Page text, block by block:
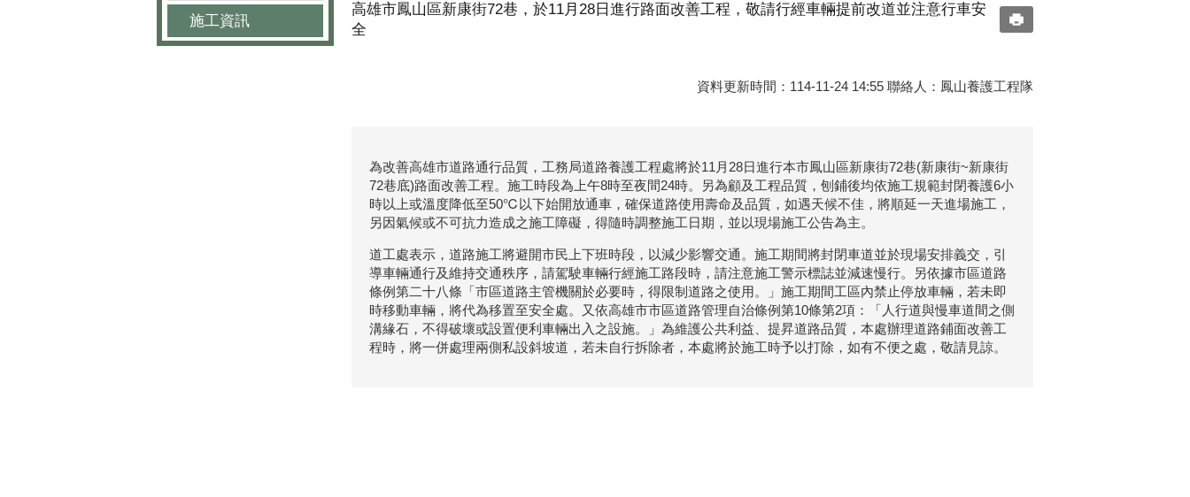
施工資訊
高雄市鳳山區新康街72巷，於11月28日進行路面改善工程，敬請行經車輛提前改道並注意行車安
全
資料更新時間：114-11-24 14:55 聯絡人：鳳山養護工程隊
為改善高雄市道路通行品質，工務局道路養護工程處將於11月28日進行本市鳳山區新康街72巷(新康街~新康街
72巷底)路面改善工程。施工時段為上午8時至夜間24時。另為顧及工程品質，刨鋪後均依施工規範封閉養護6小
時以上或溫度降低至50℃以下始開放通車，確保道路使用壽命及品質，如遇天候不佳，將順延一天進場施工，
另因氣候或不可抗力造成之施工障礙，得隨時調整施工日期，並以現場施工公告為主。
道工處表示，道路施工將避開市民上下班時段，以減少影響交通。施工期間將封閉車道並於現場安排義交，引
導車輛通行及維持交通秩序，請駕駛車輛行經施工路段時，請注意施工警示標誌並減速慢行。另依據市區道路
條例第二十八條「市區道路主管機關於必要時，得限制道路之使用。」施工期間工區內禁止停放車輛，若未即
時移動車輛，將代為移置至安全處。又依高雄市市區道路管理自治條例第10條第2項：「人行道與慢車道間之側
溝緣石，不得破壞或設置便利車輛出入之設施。」為維護公共利益、提昇道路品質，本處辦理道路鋪面改善工
程時，將一併處理兩側私設斜坡道，若未自行拆除者，本處將於施工時予以打除，如有不便之處，敬請見諒。